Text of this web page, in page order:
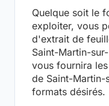
Quelque soit le
exploiter, vous
d'extrait de
Saint-Martin-
vous fournira
de Saint-Martin-
formats désirés.